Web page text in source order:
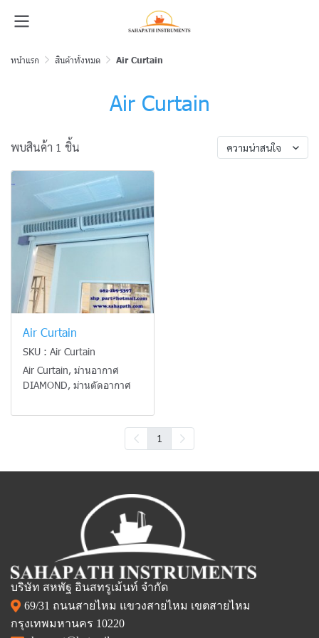
หน้าแรก สินค้าทั้งหมด Air Curtain
Air Curtain
พบสินค้า 1 ชิ้น ความน่าสนใจ
Air Curtain
SKU : Air Curtain
Air Curtain, ม่านอากาศ
DIAMOND, ม่านตัดอากาศ
1
บริษัท สหพัฐ อินสทรูเม้นท์ จำกัด
69/31 ถนนสายไหม แขวงสายไหม เขตสายไหม
กรุงเทพมหานคร 10220